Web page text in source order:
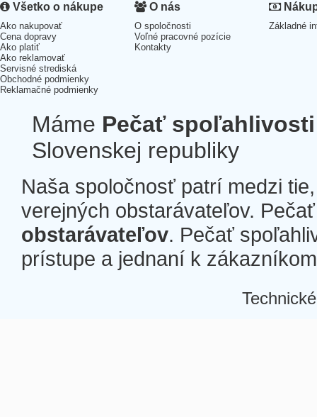
Všetko o nákupe
Ako nakupovať
Cena dopravy
Ako platiť
Ako reklamovať
Servisné strediská
Obchodné podmienky
Reklamačné podmienky
O nás
O spoločnosti
Voľné pracovné pozície
Kontakty
Základné
Máme Pečať spoľahlivosti
Slovenskej republiky
Naša spoločnosť patrí medzi
verejných obstarávateľov.
obstarávateľov. Pečať
prístupe a jednaní k